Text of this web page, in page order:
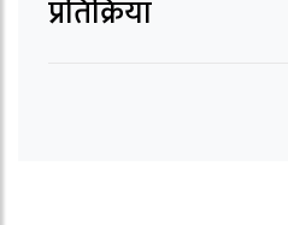
प्रतिक्रिया